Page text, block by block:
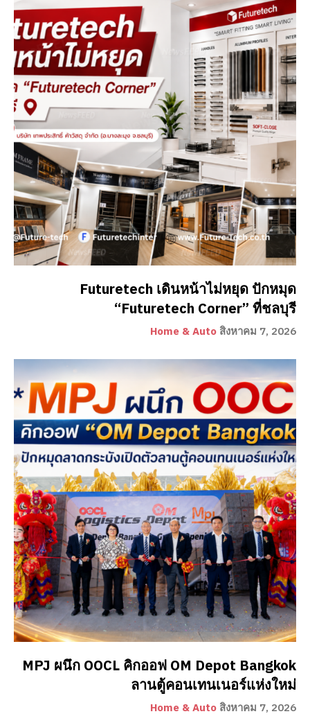
Futuretech เดินหน้าไม่หยุด ปักหมุด
“Futuretech Corner” ที่ชลบุรี
Home & Auto สิงหาคม 7, 2026
MPJ ผนึก OOCL คิกออฟ OM Depot Bangkok
ลานตู้คอนเทนเนอร์แห่งใหม่
Home & Auto สิงหาคม 7, 2026